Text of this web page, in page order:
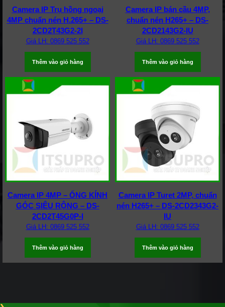
Camera IP Trụ hồng ngoại
4MP chuẩn nén H.265+ – DS-
2CD2T43G2-2I
Giá LH: 0869 525 552
Thêm vào giỏ hàng
Camera IP bán cầu 4MP,
chuẩn nén H265+ – DS-
2CD2143G2-IU
Giá LH: 0869 525 552
Thêm vào giỏ hàng
Camera IP 4MP – ỐNG KÍNH
GÓC SIÊU RỘNG – DS-
2CD2T45G0P-I
Giá LH: 0869 525 552
Thêm vào giỏ hàng
Camera IP Turet 2MP, chuẩn
nén H265+ – DS-2CD2343G2-
IU
Giá LH: 0869 525 552
Thêm vào giỏ hàng